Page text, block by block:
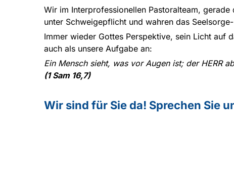
Wir im Interprofessionellen Pastoralteam,
unter Schweigepflicht und wahren das
Immer wieder Gottes Perspektive, sein Licht auf
auch als unsere Aufgabe an:
Ein Mensch sieht, was vor Augen ist; der HERR
(1 Sam 16,7)
Wir sind für Sie da! Sprechen Sie